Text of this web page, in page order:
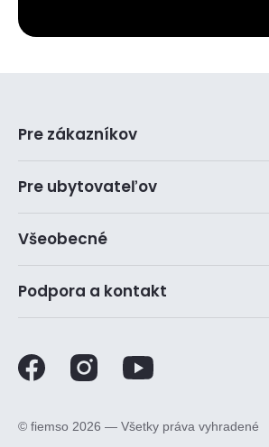
Pre zákazníkov
Pre ubytovateľov
Všeobecné
Podpora a kontakt
©️ fiemso 2026 — Všetky práva vyhradené